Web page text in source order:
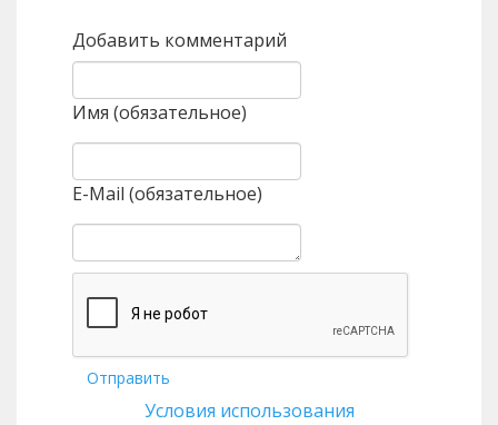
Добавить комментарий
Имя (обязательное)
E-Mail (обязательное)
Отправить
Условия использования